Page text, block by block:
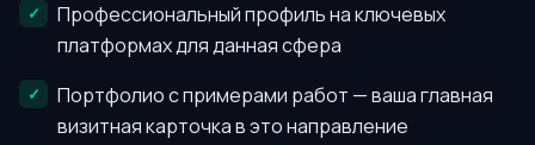
Профессиональный профиль на ключевых
платформах для данная сфера
Портфолио с примерами работ — ваша главная
визитная карточка в это направление